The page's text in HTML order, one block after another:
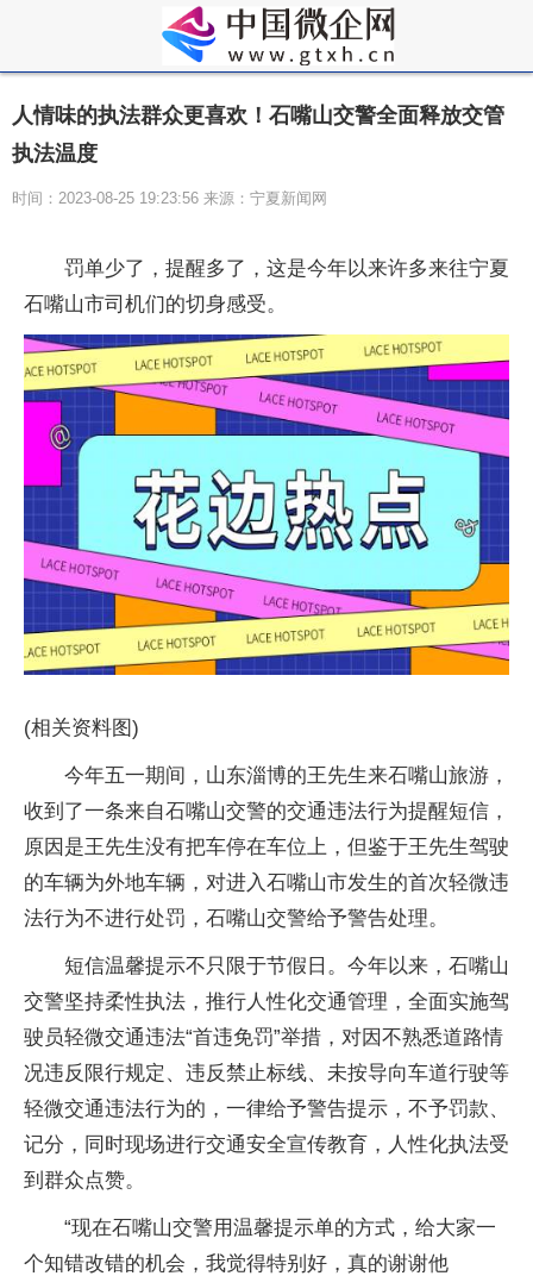
人情味的执法群众更喜欢！石嘴山交警全面释放交管
执法温度
时间：2023-08-25 19:23:56 来源：宁夏新闻网
罚单少了，提醒多了，这是今年以来许多来往宁夏
石嘴山市司机们的切身感受。
(相关资料图)
今年五一期间，山东淄博的王先生来石嘴山旅游，
收到了一条来自石嘴山交警的交通违法行为提醒短信，
原因是王先生没有把车停在车位上，但鉴于王先生驾驶
的车辆为外地车辆，对进入石嘴山市发生的首次轻微违
法行为不进行处罚，石嘴山交警给予警告处理。
短信温馨提示不只限于节假日。今年以来，石嘴山
交警坚持柔性执法，推行人性化交通管理，全面实施驾
驶员轻微交通违法“首违免罚”举措，对因不熟悉道路情
况违反限行规定、违反禁止标线、未按导向车道行驶等
轻微交通违法行为的，一律给予警告提示，不予罚款、
记分，同时现场进行交通安全宣传教育，人性化执法受
到群众点赞。
“现在石嘴山交警用温馨提示单的方式，给大家一
个知错改错的机会，我觉得特别好，真的谢谢他